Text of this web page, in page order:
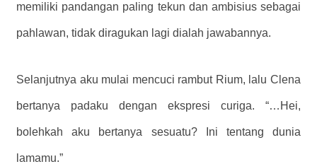
memiliki pandangan paling tekun dan ambisius sebagai
pahlawan, tidak diragukan lagi dialah jawabannya.
Selanjutnya aku mulai mencuci rambut Rium, lalu Clena
bertanya padaku dengan ekspresi curiga. “…Hei,
bolehkah aku bertanya sesuatu? Ini tentang dunia
lamamu.”